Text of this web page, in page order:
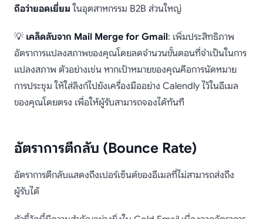
ถือว่ายอดเยี่ยม ในอุตสาหกรรม B2B ส่วนใหญ่
💡 เคล็ดลับจาก Mail Merge for Gmail: เพิ่มประสิทธิภาพ
อัตราการแปลงสภาพของคุณโดยลดจำนวนขั้นตอนที่จำเป็นในการ
แปลงสภาพ ตัวอย่างเช่น หากเป้าหมายของคุณคือการนัดหมาย
การประชุม ให้ใส่ลิงก์ไปยังเครื่องมืออย่าง Calendly ไว้ในอีเมล
ของคุณโดยตรง เพื่อให้ผู้รับสามารถจองได้ทันที
อัตราการตีกลับ (Bounce Rate)
อัตราการตีกลับแสดงถึงเปอร์เซ็นต์ของอีเมลที่ไม่สามารถส่งถึง
ผู้รับได้